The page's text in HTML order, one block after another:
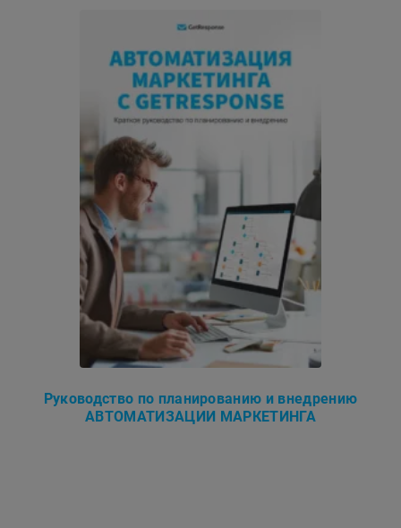
Руководство по планированию и внедрению
АВТОМАТИЗАЦИИ МАРКЕТИНГА